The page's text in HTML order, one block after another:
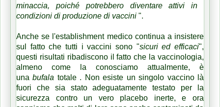
minaccia, poiché potrebbero diventare attivi in ​​
condizioni di produzione di vaccini ".
Anche se l'establishment medico continua a insistere
sul fatto che tutti i vaccini sono "sicuri ed efficaci",
questi risultati ribadiscono il fatto che la vaccinologia,
almeno come la conosciamo attualmente, è
unabufala totale . Non esiste un singolo vaccino là
fuori che sia stato adeguatamente testato per la
sicurezza contro un vero placebo inerte, e ora